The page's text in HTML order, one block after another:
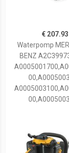
€ 207.93
Waterpomp
BENZ